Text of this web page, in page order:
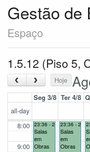
Gestão de
Espaço
1.5.12 (Piso 5,
‹ › Hoje
Seg 3/8 Ter 4/8
all-day
23:36 - 22:59
Salas
em
Obras
23:36 -
Salas
em
Obras
8:00
9:00